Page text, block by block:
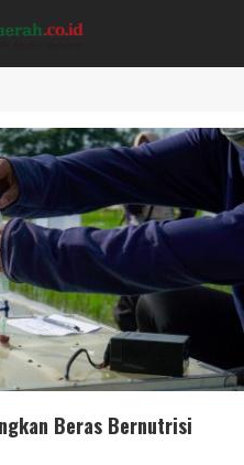
Beras Bernutrisi